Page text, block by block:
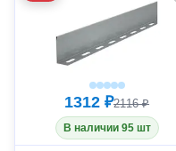
1312 ₽2116 ₽
В наличии 95 шт